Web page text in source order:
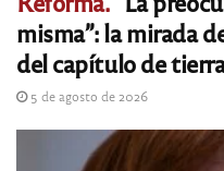
misma”: la mirada
del capítulo de
5 de agosto de 2026